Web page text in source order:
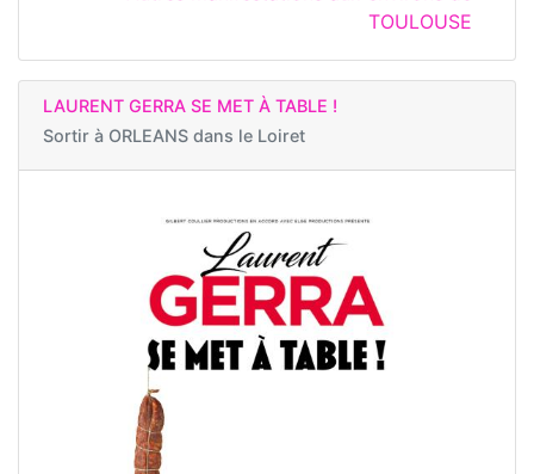
TOULOUSE
LAURENT GERRA SE MET À TABLE !
Sortir à ORLEANS dans le Loiret